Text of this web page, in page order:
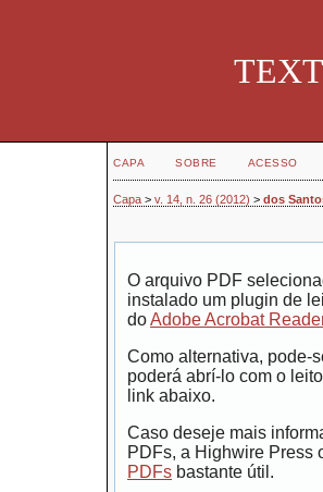
CAPA SOBRE ACESSO
Capa > v. 14, n. 26 (2012) > dos
O arquivo PDF
instalado um plugin de
doAdobe Acrobat
Como alternativa, pode-
poderá abrí-lo com o
link abaixo.
Caso deseje mais
PDFs, a Highwire Press
PDFs bastante útil.